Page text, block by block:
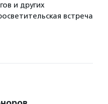
и других
встреча